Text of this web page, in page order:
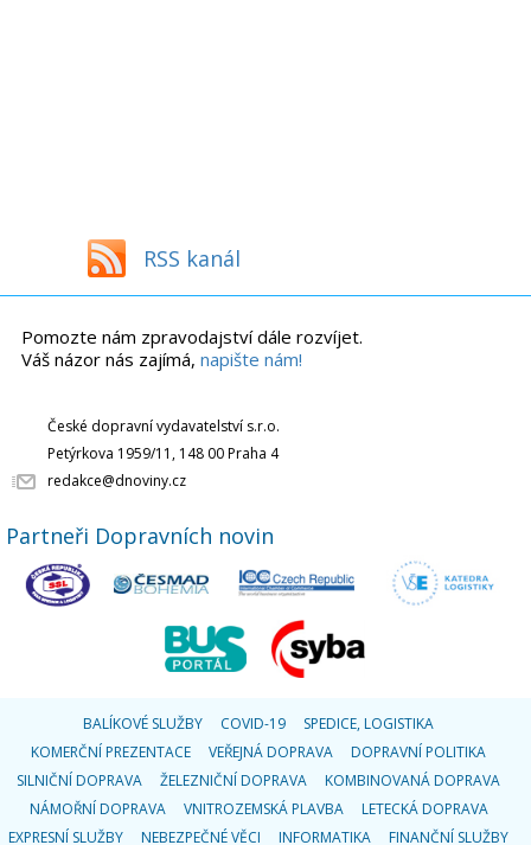
RSS kanál
Pomozte nám zpravodajství dále rozvíjet.
Váš názor nás zajímá, napište nám!
České dopravní vydavatelství s.r.o.
Petýrkova 1959/11, 148 00 Praha 4
redakce@dnoviny.cz
Partneři Dopravních novin
BALÍKOVÉ SLUŽBY COVID-19
SPEDICE, LOGISTIKA
KOMERČNÍ PREZENTACE
VEŘEJNÁ DOPRAVA
DOPRAVNÍ POLITIKA
SILNIČNÍ DOPRAVA
ŽELEZNIČNÍ DOPRAVA
KOMBINOVANÁ DOPRAVA
NÁMOŘNÍ DOPRAVA
VNITROZEMSKÁ PLAVBA
LETECKÁ DOPRAVA
EXPRESNÍ SLUŽBY
NEBEZPEČNÉ VĚCI INFORMATIKA FINANČNÍ SLUŽBY